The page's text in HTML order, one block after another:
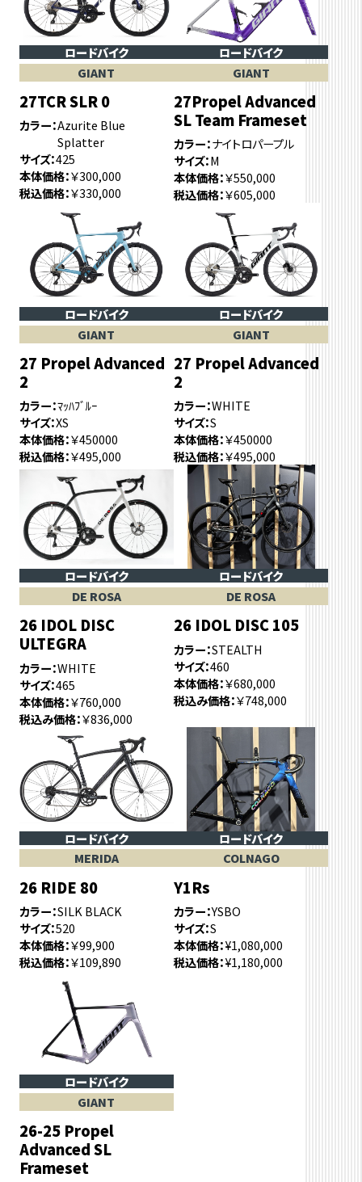
ロードバイク
GIANT
27TCR SLR 0
カラー Azurite Blue
Splatter
サイズ 425
本体価格 ￥300,000
税込価格 ￥330,000
ロードバイク
GIANT
27Propel Advanced
SL Team Frameset
カラー ナイトロパープル
サイズ M
本体価格 ￥550,000
税込価格 ￥605,000
ロードバイク
GIANT
27 Propel Advanced
2
カラー ﾏｯﾊﾌﾞﾙｰ
サイズ XS
本体価格 ￥450000
税込価格 ￥495,000
ロードバイク
GIANT
27 Propel Advanced
2
カラー WHITE
サイズ S
本体価格 ￥450000
税込価格 ￥495,000
ロードバイク
DE ROSA
26 IDOL DISC
ULTEGRA
カラー WHITE
サイズ 465
本体価格 ￥760,000
税込み価格 ￥836,000
ロードバイク
DE ROSA
26 IDOL DISC 105
カラー STEALTH
サイズ 460
本体価格 ￥680,000
税込み価格 ￥748,000
ロードバイク
MERIDA
26 RIDE 80
カラー SILK BLACK
サイズ 520
本体価格 ￥99,900
税込価格 ￥109,890
ロードバイク
COLNAGO
Y1Rs
カラー YSBO
サイズ S
本体価格 ¥1,080,000
税込価格 ¥1,180,000
ロードバイク
GIANT
26-25 Propel
Advanced SL
Frameset